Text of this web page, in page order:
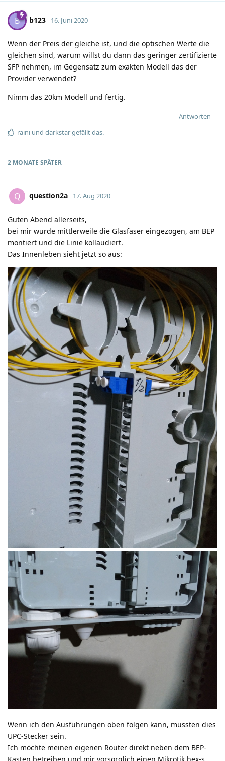
B b123 16. Juni 2020
Wenn der Preis der gleiche ist, und die optischen Werte die
gleichen sind, warum willst du dann das geringer zertifizierte
SFP nehmen, im Gegensatz zum exakten Modell das der
Provider verwendet?
Nimm das 20km Modell und fertig.
Antworten
raini und darkstargefällt das.
2 MONATE SPÄTER
Q question2a 17. Aug 2020
Guten Abend allerseits,
bei mir wurde mittlerweile die Glasfaser eingezogen, am BEP
montiert und die Linie kollaudiert.
Das Innenleben sieht jetzt so aus:
Wenn ich den Ausführungen oben folgen kann, müssten dies
UPC-Stecker sein.
Ich möchte meinen eigenen Router direkt neben dem BEP-